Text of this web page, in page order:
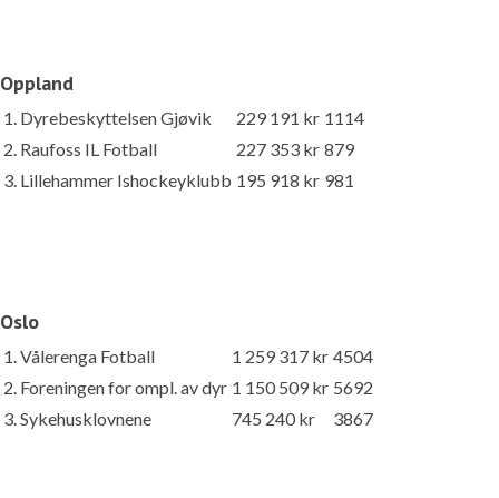
Oppland
1. Dyrebeskyttelsen Gjøvik 229 191 kr 1114
2. Raufoss IL Fotball
227 353 kr 879
3. Lillehammer Ishockeyklubb 195 918 kr 981
Oslo
1. Vålerenga Fotball 1 259 317 kr 4504
2. Foreningen for ompl. av dyr 1 150 509 kr 5692
3. Sykehusklovnene
745 240 kr 3867